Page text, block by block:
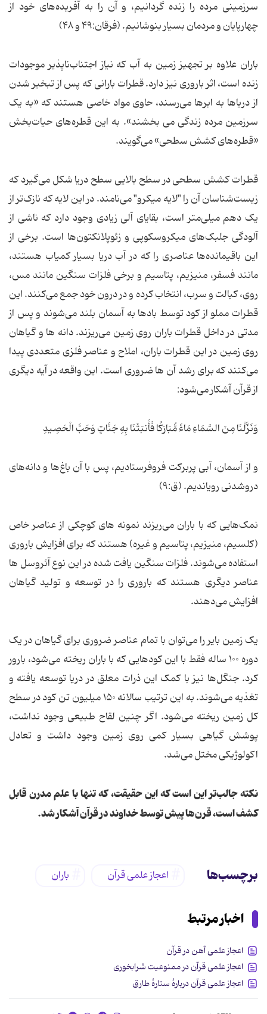
سرزمینی مرده را زنده گردانیم، و آن را به آفریده‌های خود از
چهارپایان و مردمان بسیار بنوشانیم. (فرقان:۴۹ و ۴۸)
باران علاوه بر تجهیز زمین به آب که نیاز اجتناب‌ناپذیر موجودات
زنده است، اثر باروری نیز دارد. قطرات بارانی که پس از تبخیر شدن
از دریاها به ابرها می‌رسند، حاوی مواد خاصی هستند که «به یک
سرزمین مرده زندگی می بخشند». به این قطره‌های حیات‌بخش
«قطره‌های کشش سطحی» می‌گویند.
قطرات کشش سطحی در سطح بالایی سطح دریا شکل می‌گیرد که
زیست‌شناسان آن را "لایه میکرو" می‌نامند. در این لایه که نازک‌تر از
یک دهم میلی‌متر است، بقایای آلی زیادی وجود دارد که ناشی از
آلودگی جلبک‌های میکروسکوپی و زئوپلانکتون‌ها است. برخی از
این باقیمانده‌ها عناصری را که در آب دریا بسیار کمیاب هستند،
مانند فسفر، منیزیم، پتاسیم و برخی فلزات سنگین مانند مس،
روی، کبالت و سرب، انتخاب کرده و در درون خود جمع می‌کنند. این
قطرات مملو از کود توسط بادها به آسمان بلند می‌شوند و پس از
مدتی در داخل قطرات باران روی زمین می‌ریزند. دانه ها و گیاهان
روی زمین در این قطرات باران، املاح و عناصر فلزی متعددی پیدا
می‌کنند که برای رشد آن ها ضروری است. این واقعه در آیه دیگری
از قرآن آشکار می‌شود:
وَنَزَّلْنَا مِنَ السَّمَاءِ مَاءً مُّبَارَکًا فَأَنبَتْنَا بِهِ جَنَّاتٍ وَحَبَّ الْحَصِیدِ
و از آسمان، آبی پربرکت فروفرستادیم، پس با آن باغ‌ها و دانه‌های
دروشدنی رویاندیم. ‌(ق:۹)
نمک‌هایی که با باران می‌ریزند نمونه های کوچکی از عناصر خاص
(کلسیم، منیزیم، پتاسیم و غیره) هستند که برای افزایش باروری
استفاده می‌شوند. فلزات سنگین یافت شده در این نوع آئروسل ها
عناصر دیگری هستند که باروری را در توسعه و تولید گیاهان
افزایش می‌دهند.
یک زمین بایر را می‌توان با تمام عناصر ضروری برای گیاهان در یک
دوره ۱۰۰ ساله فقط با این کودهایی که با باران ریخته می‌شود، بارور
کرد. جنگل‌ها نیز با کمک این ذرات معلق در دریا توسعه یافته و
تغذیه می‌شوند. به این ترتیب سالانه ۱۵۰ میلیون تن کود در سطح
کل زمین ریخته می‌شود. اگر چنین لقاح طبیعی وجود نداشت،
پوشش گیاهی بسیار کمی روی زمین وجود داشت و تعادل
اکولوژیکی مختل می‌شد.
نکته جالب‌تر این است که این حقیقت، که تنها با علم مدرن قابل
کشف است، قرن‌ها پیش توسط خداوند در قرآن آشکار شد.
برچسب‌ها اعجاز علمی قرآن باران
اخبار مرتبط
اعجاز علمی آهن در قرآن
اعجاز علمی قرآن در ممنوعیت شرابخوری
اعجاز علمی قرآن دربارۀ ستارۀ طارق